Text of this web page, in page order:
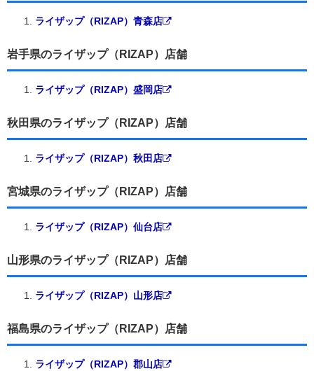
ライザップ（RIZAP）青森店
岩手県のライザップ（RIZAP）店舗
ライザップ（RIZAP）盛岡店
秋田県のライザップ（RIZAP）店舗
ライザップ（RIZAP）秋田店
宮城県のライザップ（RIZAP）店舗
ライザップ（RIZAP）仙台店
山形県のライザップ（RIZAP）店舗
ライザップ（RIZAP）山形店
福島県のライザップ（RIZAP）店舗
ライザップ（RIZAP）郡山店